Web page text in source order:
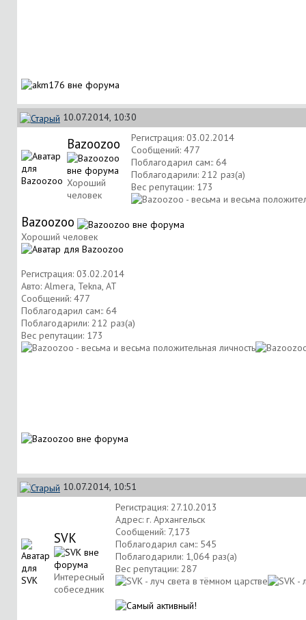
10.07.2014, 10:30
Bazoozoo
Хороший
человек
Регистрация: 03.02.2014
Сообщений: 477
Поблагодарил сам:: 64
Поблагодарили: 212 раз(а)
Вес репутации: 173
Bazoozoo
Хороший человек
Регистрация: 03.02.2014
Авто: Almera, Tekna, AT
Сообщений: 477
Поблагодарил сам:: 64
Поблагодарили: 212 раз(а)
Вес репутации: 173
10.07.2014, 10:51
SVK
Интересный
собеседник
Регистрация: 27.10.2013
Адрес: г. Архангельск
Сообщений: 7,173
Поблагодарил сам:: 545
Поблагодарили: 1,064 раз(а)
Вес репутации: 287